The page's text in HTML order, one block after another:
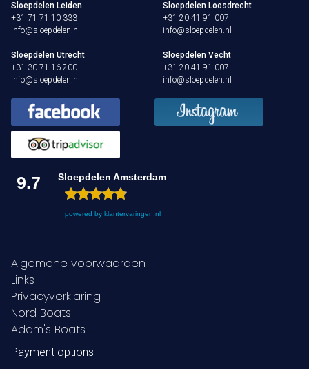
Sloepdelen Leiden
+31 71 71 10 333
info@sloepdelen.nl
Sloepdelen Loosdrecht
+31 20 41 91 007
info@sloepdelen.nl
Sloepdelen Utrecht
+31 30 71 16 200
info@sloepdelen.nl
Sloepdelen Vecht
+31 20 41 91 007
info@sloepdelen.nl
9.7 Sloepdelen Amsterdam
powered by klantervaringen.nl
Algemene voorwaarden
Links
Privacyverklaring
Nord Boats
Adam's Boats
Payment options